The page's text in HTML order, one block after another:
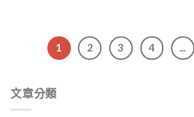
1 2 3 4 ...
文章分類